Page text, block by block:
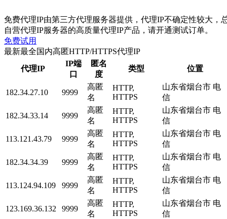
免费代理IP由第三方代理服务器提供，代理IP不确定性较大，
自营代理IP服务器的高质量代理IP产品，请开通测试订单。
免费试用
最新最全国内高匿HTTP/HTTPS代理IP
代理IP
IP端
口
匿名
度
类型 位置
182.34.27.10 9999
高匿
名
HTTP,
HTTPS
山东省烟台市 电
信
182.34.33.14 9999
高匿
名
HTTP,
HTTPS
山东省烟台市 电
信
113.121.43.79 9999
高匿
名
HTTP,
HTTPS
山东省烟台市 电
信
182.34.34.39 9999
高匿
名
HTTP,
HTTPS
山东省烟台市 电
信
113.124.94.109 9999
高匿
名
HTTP,
HTTPS
山东省烟台市 电
信
123.169.36.132 9999
高匿
名
HTTP,
HTTPS
山东省烟台市 电
信